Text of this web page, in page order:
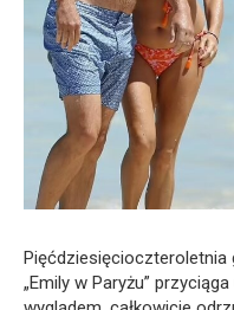
Pięćdziesięcioczteroletnia
„Emily w Paryżu”